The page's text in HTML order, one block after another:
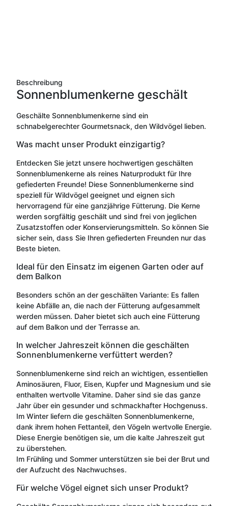
Beschreibung
Sonnenblumenkerne geschält
Geschälte Sonnenblumenkerne sind ein
schnabelgerechter Gourmetsnack, den Wildvögel lieben.
Was macht unser Produkt einzigartig?
Entdecken Sie jetzt unsere hochwertigen geschälten
Sonnenblumenkerne als reines Naturprodukt für Ihre
gefiederten Freunde! Diese Sonnenblumenkerne sind
speziell für Wildvögel geeignet und eignen sich
hervorragend für eine ganzjährige Fütterung. Die Kerne
werden sorgfältig geschält und sind frei von jeglichen
Zusatzstoffen oder Konservierungsmitteln. So können Sie
sicher sein, dass Sie Ihren gefiederten Freunden nur das
Beste bieten.
Ideal für den Einsatz im eigenen Garten oder auf
dem Balkon
Besonders schön an der geschälten Variante: Es fallen
keine Abfälle an, die nach der Fütterung aufgesammelt
werden müssen. Daher bietet sich auch eine Fütterung
auf dem Balkon und der Terrasse an.
In welcher Jahreszeit können die geschälten
Sonnenblumenkerne verfüttert werden?
Sonnenblumenkerne sind reich an wichtigen, essentiellen
Aminosäuren, Fluor, Eisen, Kupfer und Magnesium und sie
enthalten wertvolle Vitamine. Daher sind sie das ganze
Jahr über ein gesunder und schmackhafter Hochgenuss.
Im Winter liefern die geschälten Sonnenblumenkerne,
dank ihrem hohen Fettanteil, den Vögeln wertvolle Energie.
Diese Energie benötigen sie, um die kalte Jahreszeit gut
zu überstehen.
Im Frühling und Sommer unterstützen sie bei der Brut und
der Aufzucht des Nachwuchses.
Für welche Vögel eignet sich unser Produkt?